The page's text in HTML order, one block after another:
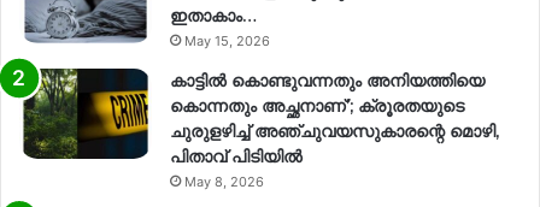
ഇതാകാം…
May 15, 2026
കാട്ടിൽ കൊണ്ടുവന്നതും അനിയത്തിയെ
കൊന്നതും അച്ഛനാണ്’; ക്രൂരതയുടെ
ചുരുളഴിച്ച് അഞ്ചുവയസുകാരന്റെ മൊഴി,
പിതാവ് പിടിയിൽ
May 8, 2026